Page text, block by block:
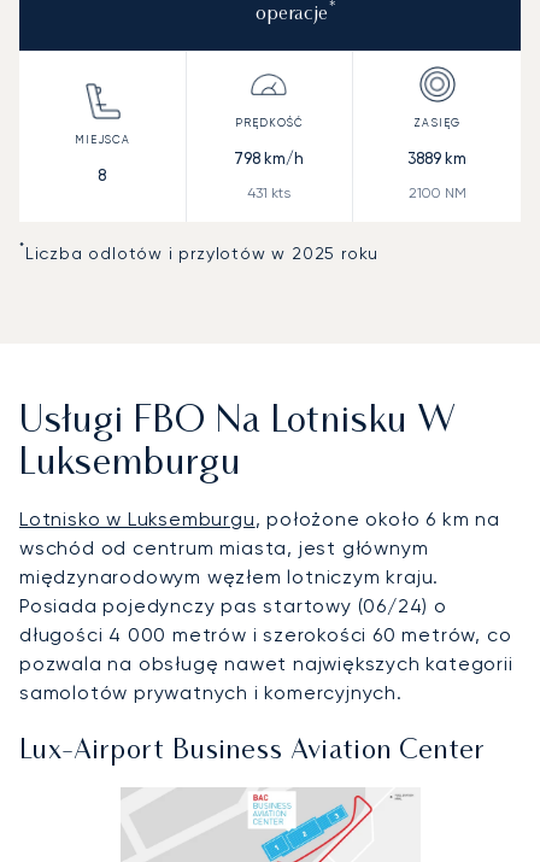
operacje*
8
798 km/h
431 kts
3889 km
2100 NM
*Liczba odlotów i przylotów w 2025 roku
Usługi FBO Na Lotnisku W
Luksemburgu
Lotnisko w Luksemburgu, położone około 6 km na
wschód od centrum miasta, jest głównym
międzynarodowym węzłem lotniczym kraju.
Posiada pojedynczy pas startowy (06/24) o
długości 4 000 metrów i szerokości 60 metrów, co
pozwala na obsługę nawet największych kategorii
samolotów prywatnych i komercyjnych.
Lux-Airport Business Aviation Center